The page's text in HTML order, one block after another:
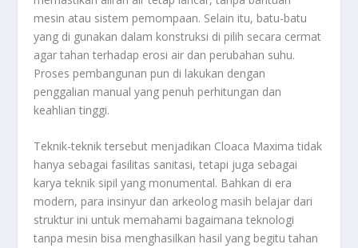
mesin atau sistem pemompaan. Selain itu, batu-batu
yang di gunakan dalam konstruksi di pilih secara cermat
agar tahan terhadap erosi air dan perubahan suhu.
Proses pembangunan pun di lakukan dengan
penggalian manual yang penuh perhitungan dan
keahlian tinggi.
Teknik-teknik tersebut menjadikan Cloaca Maxima tidak
hanya sebagai fasilitas sanitasi, tetapi juga sebagai
karya teknik sipil yang monumental. Bahkan di era
modern, para insinyur dan arkeolog masih belajar dari
struktur ini untuk memahami bagaimana teknologi
tanpa mesin bisa menghasilkan hasil yang begitu tahan